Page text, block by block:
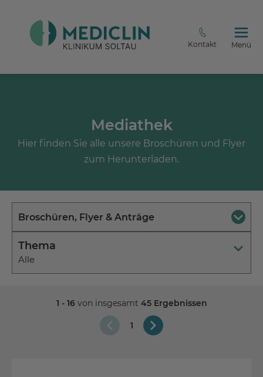
Kontakt Menü
Mediathek
Hier finden Sie alle unsere Broschüren und Flyer
zum Herunterladen.
Broschüren, Flyer & Anträge
Thema
Alle
1
1 - 16 von insgesamt 45 Ergebnissen